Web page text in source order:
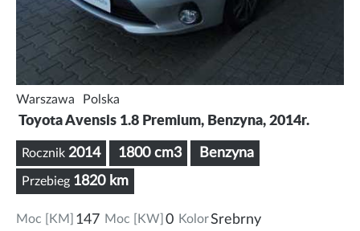
Warszawa Polska
Toyota Avensis 1.8 Premium, Benzyna, 2014r.
Rocznik 2014 1800 cm3 Benzyna
Przebieg 1820 km
Moc [KM] 147 Moc [KW] 0 KolorSrebrny